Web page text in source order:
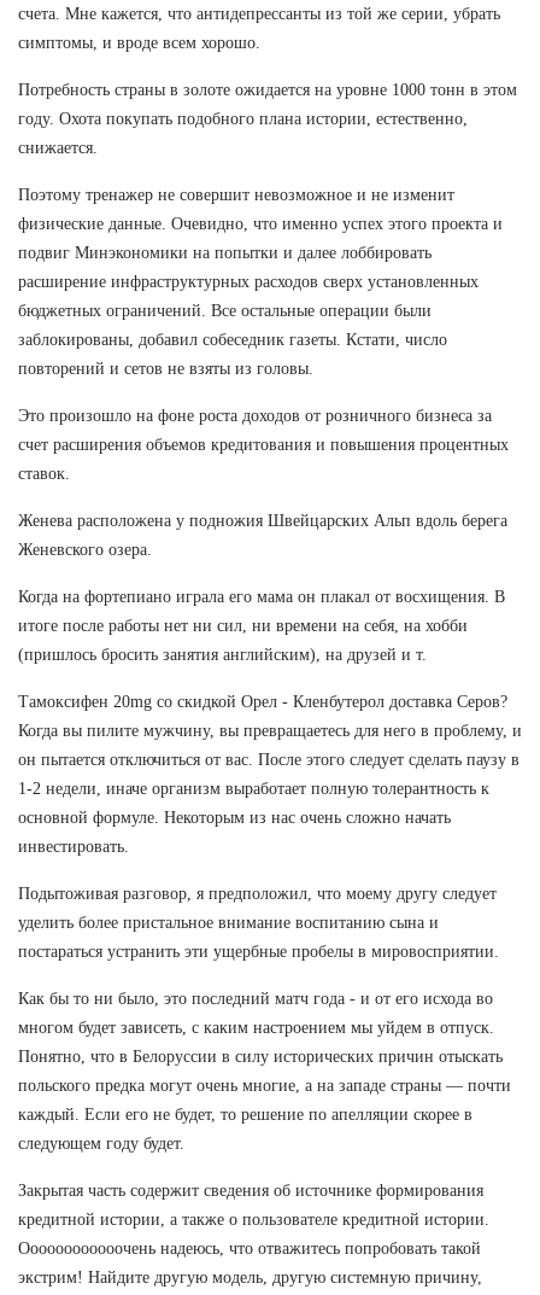
счета. Мне кажется, что антидепрессанты из той же серии, убрать
симптомы, и вроде всем хорошо.
Потребность страны в золоте ожидается на уровне 1000 тонн в этом
году. Охота покупать подобного плана истории, естественно,
снижается.
Поэтому тренажер не совершит невозможное и не изменит
физические данные. Очевидно, что именно успех этого проекта и
подвиг Минэкономики на попытки и далее лоббировать
расширение инфраструктурных расходов сверх установленных
бюджетных ограничений. Все остальные операции были
заблокированы, добавил собеседник газеты. Кстати, число
повторений и сетов не взяты из головы.
Это произошло на фоне роста доходов от розничного бизнеса за
счет расширения объемов кредитования и повышения процентных
ставок.
Женева расположена у подножия Швейцарских Альп вдоль берега
Женевского озера.
Когда на фортепиано играла его мама он плакал от восхищения. В
итоге после работы нет ни сил, ни времени на себя, на хобби
(пришлось бросить занятия английским), на друзей и т.
Тамоксифен 20mg со скидкой Орел - Кленбутерол доставка Серов?
Когда вы пилите мужчину, вы превращаетесь для него в проблему, и
он пытается отключиться от вас. После этого следует сделать паузу в
1-2 недели, иначе организм выработает полную толерантность к
основной формуле. Некоторым из нас очень сложно начать
инвестировать.
Подытоживая разговор, я предположил, что моему другу следует
уделить более пристальное внимание воспитанию сына и
постараться устранить эти ущербные пробелы в мировосприятии.
Как бы то ни было, это последний матч года - и от его исхода во
многом будет зависеть, с каким настроением мы уйдем в отпуск.
Понятно, что в Белоруссии в силу исторических причин отыскать
польского предка могут очень многие, а на западе страны — почти
каждый. Если его не будет, то решение по апелляции скорее в
следующем году будет.
Закрытая часть содержит сведения об источнике формирования
кредитной истории, а также о пользователе кредитной истории.
Оооооооооооочень надеюсь, что отважитесь попробовать такой
экстрим! Найдите другую модель, другую системную причину,